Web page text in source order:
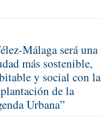
Málaga será una
más sostenible,
y social con la
de la
Urbana”